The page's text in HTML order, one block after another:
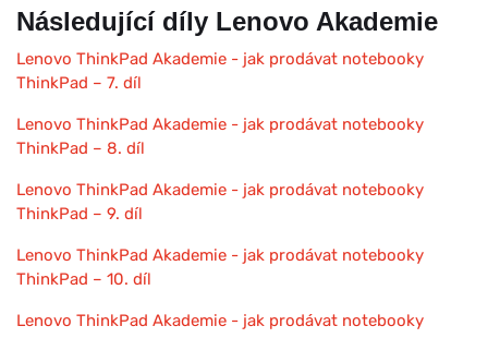
Následující díly Lenovo Akademie
Lenovo ThinkPad Akademie - jak prodávat notebooky
ThinkPad – 7. díl
Lenovo ThinkPad Akademie - jak prodávat notebooky
ThinkPad – 8. díl
Lenovo ThinkPad Akademie - jak prodávat notebooky
ThinkPad – 9. díl
Lenovo ThinkPad Akademie - jak prodávat notebooky
ThinkPad – 10. díl
Lenovo ThinkPad Akademie - jak prodávat notebooky